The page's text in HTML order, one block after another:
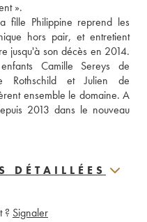
».
fille Philippine reprend les
hors pair, et entretient
jusqu'à son décès en 2014.
Camille Sereys de
Rothschild et Julien de
ensemble le domaine. A
2013 dans le nouveau
DÉTAILLÉES
? Signaler